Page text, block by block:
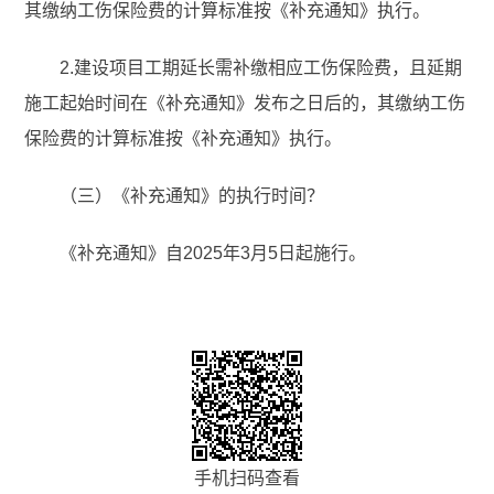
其缴纳工伤保险费的计算标准按《补充通知》执行。
2.建设项目工期延长需补缴相应工伤保险费，且延期
施工起始时间在《补充通知》发布之日后的，其缴纳工伤
保险费的计算标准按《补充通知》执行。
（三）《补充通知》的执行时间？
《补充通知》自2025年3月5日起施行。
手机扫码查看